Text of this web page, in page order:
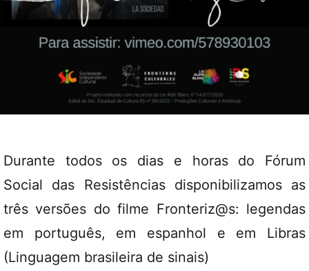
Durante todos os dias e horas do Fórum
Social das Resistências disponibilizamos as
três versões do filme Fronteriz@s: legendas
em português, em espanhol e em Libras
(Linguagem brasileira de sinais)